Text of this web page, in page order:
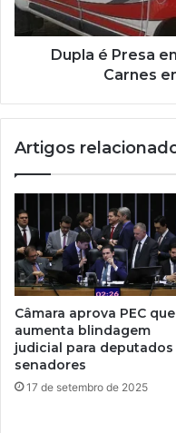
Dupla é Presa
Carnes
Artigos
Câmara aprova PEC que
aumenta blindagem
judicial para deputados
senadores
17 de setembro de 2025